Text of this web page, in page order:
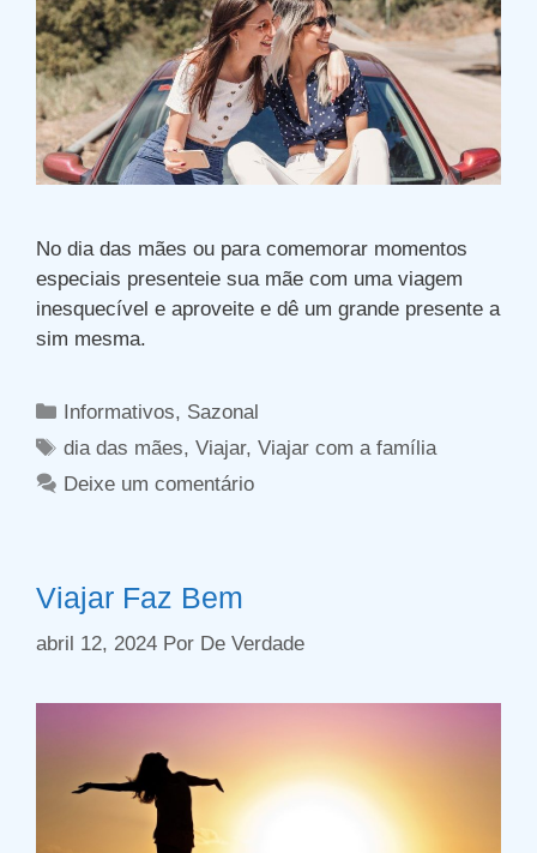
No dia das mães ou para comemorar momentos
especiais presenteie sua mãe com uma viagem
inesquecível e aproveite e dê um grande presente a
sim mesma.
Categorias
Informativos, Sazonal
Tags
dia das mães,Viajar,Viajar com a família
Deixe um comentário
Viajar Faz Bem
abril 12, 2024 Por De Verdade